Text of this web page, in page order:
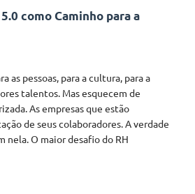
como Caminho para a
as pessoas, para a cultura, para a
talentos. Mas esquecem de
As empresas que estão
de seus colaboradores. A verdade
nela. O maior desafio do RH